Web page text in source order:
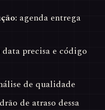
agenda entrega
data precisa e código
de qualidade
de atraso dessa